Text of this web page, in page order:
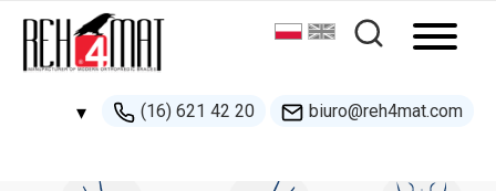
▾ (16) 621 42 20 biuro@reh4mat.com
500 132 274